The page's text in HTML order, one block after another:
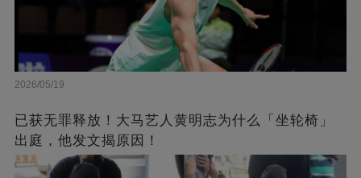
2026/05/19
已获无罪释放！大马艺人黄明志为什么「坐轮椅」
出庭，他发文揭原因！